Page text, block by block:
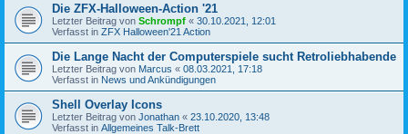
Die ZFX-Halloween-Action '21
Letzter Beitrag von Schrompf « 30.10.2021, 12:01
Verfasst in ZFX Halloween'21 Action
Die Lange Nacht der Computerspiele sucht Retroliebhabende
Letzter Beitrag von Marcus « 08.03.2021, 17:18
Verfasst in News und Ankündigungen
Shell Overlay Icons
Letzter Beitrag von Jonathan « 23.10.2020, 13:48
Verfasst in Allgemeines Talk-Brett